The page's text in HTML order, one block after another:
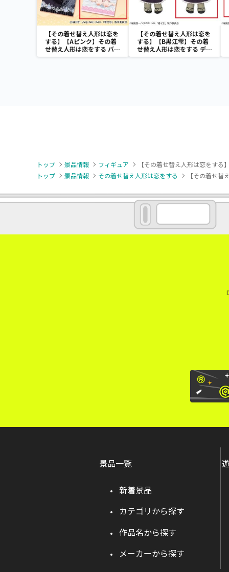
【その着せ替え人形は恋を
する】【Aピンク】その着
せ替え人形は恋をする バス
タオル
【その着せ替え人形は恋を
する】【B黒江雫】その着
せ替え人形は恋をする デフ
ォルメぬいぐるみBIG
トップ 景品情報 フィギュア
【その着せ替え人形は恋をす
トップ
景品情報 その着せ替え人形は恋をする 【その着せ
景品一覧
新着景品
カテゴリから探す
作品名から探す
メーカーから探す